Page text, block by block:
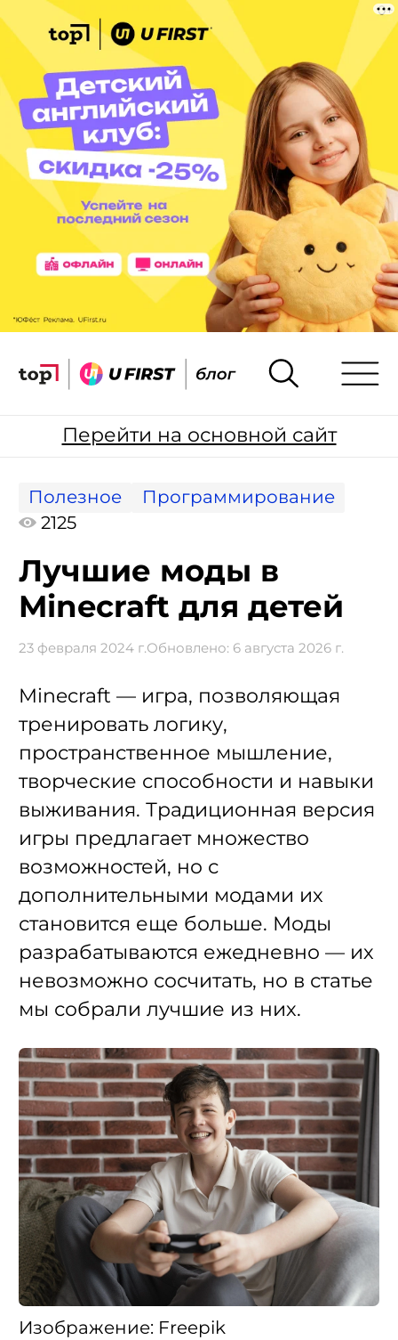
Перейти на основной сайт
Полезное
Программирование
2125
Лучшие моды в
Minecraft для детей
23 февраля 2024 г.Обновлено: 6 августа 2026 г.
Minecraft — игра, позволяющая
тренировать логику,
пространственное мышление,
творческие способности и навыки
выживания. Традиционная версия
игры предлагает множество
возможностей, но с
дополнительными модами их
становится еще больше. Моды
разрабатываются ежедневно — их
невозможно сосчитать, но в статье
мы собрали лучшие из них.
Изображение: Freepik